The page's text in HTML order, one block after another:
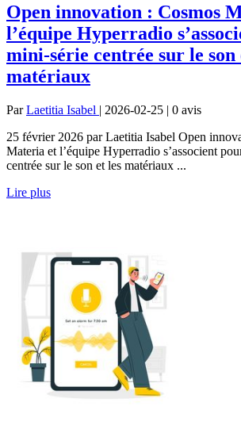
Open innovation : Cosmos
l’équipe Hyperradio
mini-série centrée sur le son
matériaux
ParLaetitia Isabel | 2026-02-25 | 0 avis
25 février 2026 par Laetitia Isabel Open
Materia et l’équipe Hyperradio s’associent
centrée sur le son et les matériaux ...
Lire plus